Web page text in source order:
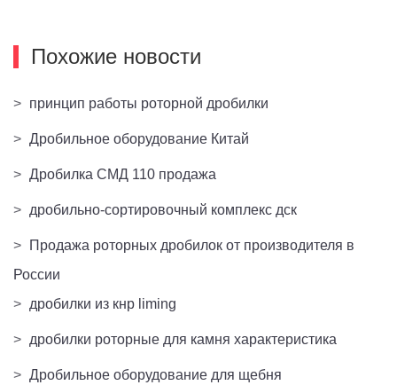
Похожие новости
> принцип работы роторной дробилки
> Дробильное оборудование Китай
> Дробилка СМД 110 продажа
> дробильно-сортировочный комплекс дск
>
Продажа роторных дробилок от производителя в
России
> дробилки из кнр liming
> дробилки роторные для камня характеристика
> Дробильное оборудование для щебня